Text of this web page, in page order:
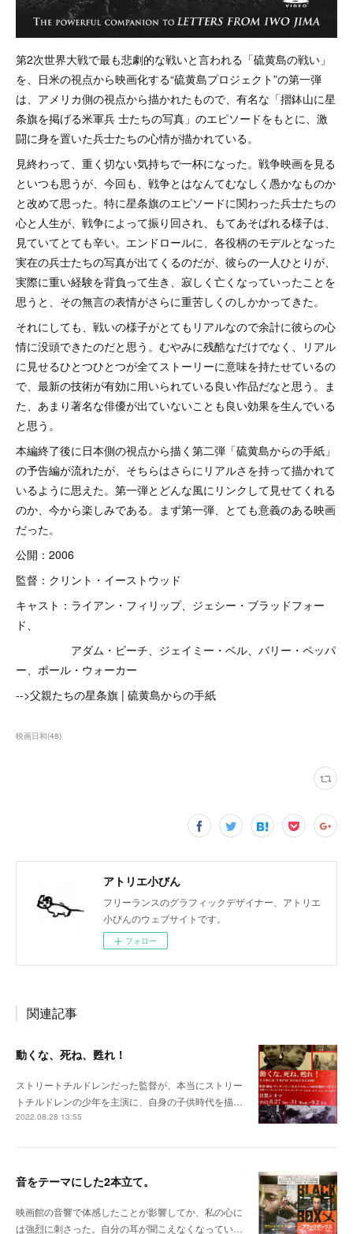
第2次世界大戦で最も悲劇的な戦いと言われる「硫黄島の戦い」
を、日米の視点から映画化する“硫黄島プロジェクト”の第一弾
は、アメリカ側の視点から描かれたもので、有名な「摺鉢山に星
条旗を掲げる米軍兵 士たちの写真」のエピソードをもとに、激
闘に身を置いた兵士たちの心情が描かれている。
見終わって、重く切ない気持ちで一杯になった。戦争映画を見る
といつも思うが、今回も、戦争とはなんてむなしく愚かなものか
と改めて思った。特に星条旗のエピソードに関わった兵士たちの
心と人生が、戦争によって振り回され、もてあそばれる様子は、
見ていてとても辛い。エンドロールに、各役柄のモデルとなった
実在の兵士たちの写真が出てくるのだが、彼らの一人ひとりが、
実際に重い経験を背負って生き、寂しく亡くなっていったことを
思うと、その無言の表情がさらに重苦しくのしかかってきた。
それにしても、戦いの様子がとてもリアルなので余計に彼らの心
情に没頭できたのだと思う。むやみに残酷なだけでなく、リアル
に見せるひとつひとつが全てストーリーに意味を持たせているの
で、最新の技術が有効に用いられている良い作品だなと思う。ま
た、あまり著名な俳優が出ていないことも良い効果を生んでいる
と思う。
本編終了後に日本側の視点から描く第二弾「硫黄島からの手紙」
の予告編が流れたが、そちらはさらにリアルさを持って描かれて
いるように思えた。第一弾とどんな風にリンクして見せてくれる
のか、今から楽しみである。まず第一弾、とても意義のある映画
だった。
公開：2006
監督：クリント・イーストウッド
キャスト：ライアン・フィリップ、ジェシー・ブラッドフォー
ド、
アダム・ビーチ、ジェイミー・ベル、バリー・ペッパ
ー、ポール・ウォーカー
-->父親たちの星条旗 | 硫黄島からの手紙
映画日和(48)
アトリエ小びん
フリーランスのグラフィックデザイナー、アトリエ
小びんのウェブサイトです。
フォロー
関連記事
動くな、死ね、甦れ！
ストリートチルドレンだった監督が、本当にストリー
トチルドレンの少年を主演に、自身の子供時代を描…
2022.08.28 13:55
音をテーマにした2本立て。
映画館の音響で体感したことが影響してか、私の心に
は強烈に刺さった。自分の耳が聞こえなくなってい…